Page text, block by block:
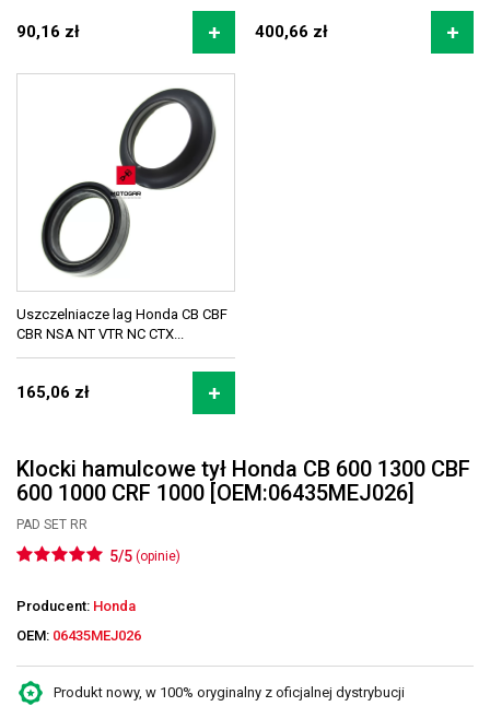
90,16 zł 400,66 zł
Uszczelniacze lag Honda CB CBF
CBR NSA NT VTR NC CTX...
165,06 zł
Klocki hamulcowe tył Honda CB 600 1300 CBF
600 1000 CRF 1000 [OEM:06435MEJ026]
PAD SET RR
5/5 (opinie)
Producent: Honda
OEM: 06435MEJ026
Produkt nowy, w 100% oryginalny z oficjalnej dystrybucji